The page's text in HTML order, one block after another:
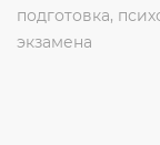
подготовка,
экзамена